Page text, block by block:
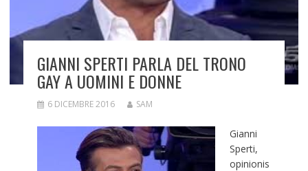
GIANNI SPERTI PARLA DEL TRONO
GAY A UOMINI E DONNE
6 DICEMBRE 2016 SAM
Gianni
Sperti,
opinionis